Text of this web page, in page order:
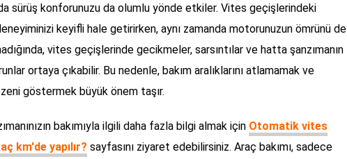
sürüş konforunuzu da olumlu yönde etkiler. Vites geçişlerindeki
keyifli hale getirirken, aynı zamanda motorunuzun ömrünü de
vites geçişlerinde gecikmeler, sarsıntılar ve hatta şanzımanın
ortaya çıkabilir. Bu nedenle, bakım aralıklarını atlamamak ve
göstermek büyük önem taşır.
bakımıyla ilgili daha fazla bilgi almak için Otomatik vites
km'de yapılır? sayfasını ziyaret edebilirsiniz. Araç bakımı, sadece